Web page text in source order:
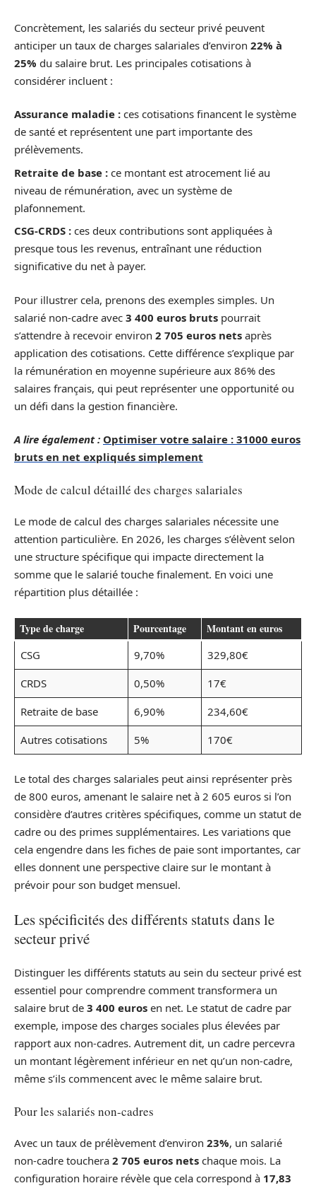
Concrètement, les salariés du secteur privé peuvent
anticiper un taux de charges salariales d’environ 22% à
25% du salaire brut. Les principales cotisations à
considérer incluent :
Assurance maladie : ces cotisations financent le système
de santé et représentent une part importante des
prélèvements.
Retraite de base : ce montant est atrocement lié au
niveau de rémunération, avec un système de
plafonnement.
CSG-CRDS : ces deux contributions sont appliquées à
presque tous les revenus, entraînant une réduction
significative du net à payer.
Pour illustrer cela, prenons des exemples simples. Un
salarié non-cadre avec 3 400 euros bruts pourrait
s’attendre à recevoir environ 2 705 euros nets après
application des cotisations. Cette différence s’explique par
la rémunération en moyenne supérieure aux 86% des
salaires français, qui peut représenter une opportunité ou
un défi dans la gestion financière.
A lire également : Optimiser votre salaire : 31000 euros
bruts en net expliqués simplement
Mode de calcul détaillé des charges salariales
Le mode de calcul des charges salariales nécessite une
attention particulière. En 2026, les charges s’élèvent selon
une structure spécifique qui impacte directement la
somme que le salarié touche finalement. En voici une
répartition plus détaillée :
Type de charge Pourcentage Montant en euros
CSG 9,70%
329,80€
CRDS
0,50%
17€
Retraite de base
6,90%
234,60€
Autres cotisations
5% 170€
Le total des charges salariales peut ainsi représenter près
de 800 euros, amenant le salaire net à 2 605 euros si l’on
considère d’autres critères spécifiques, comme un statut de
cadre ou des primes supplémentaires. Les variations que
cela engendre dans les fiches de paie sont importantes, car
elles donnent une perspective claire sur le montant à
prévoir pour son budget mensuel.
Les spécificités des différents statuts dans le
secteur privé
Distinguer les différents statuts au sein du secteur privé est
essentiel pour comprendre comment transformera un
salaire brut de 3 400 euros en net. Le statut de cadre par
exemple, impose des charges sociales plus élevées par
rapport aux non-cadres. Autrement dit, un cadre percevra
un montant légèrement inférieur en net qu’un non-cadre,
même s’ils commencent avec le même salaire brut.
Pour les salariés non-cadres
Avec un taux de prélèvement d’environ 23%, un salarié
non-cadre touchera 2 705 euros nets chaque mois. La
configuration horaire révèle que cela correspond à 17,83